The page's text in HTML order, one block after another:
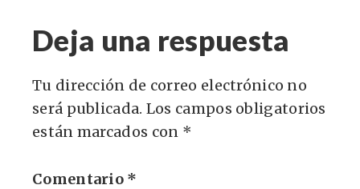
Deja una respuesta
Tu dirección de correo electrónico no
será publicada. Los campos obligatorios
están marcados con *
Comentario *